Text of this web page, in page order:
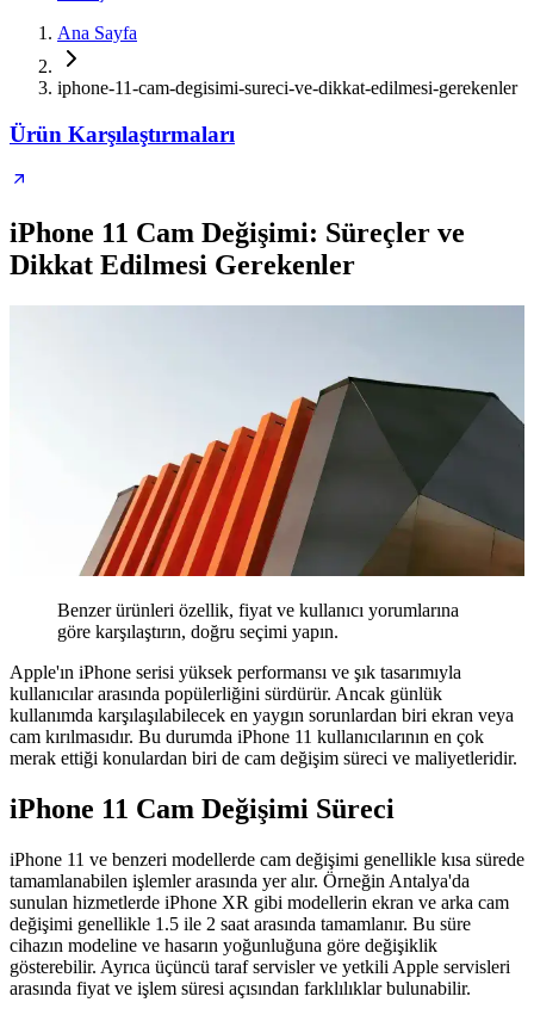
Ana Sayfa
iphone-11-cam-degisimi-sureci-ve-dikkat-edilmesi-gerekenler
Ürün Karşılaştırmaları
iPhone 11 Cam Değişimi: Süreçler ve
Dikkat Edilmesi Gerekenler
Benzer ürünleri özellik, fiyat ve kullanıcı yorumlarına
göre karşılaştırın, doğru seçimi yapın.
Apple'ın iPhone serisi yüksek performansı ve şık tasarımıyla
kullanıcılar arasında popülerliğini sürdürür. Ancak günlük
kullanımda karşılaşılabilecek en yaygın sorunlardan biri ekran veya
cam kırılmasıdır. Bu durumda iPhone 11 kullanıcılarının en çok
merak ettiği konulardan biri de cam değişim süreci ve maliyetleridir.
iPhone 11 Cam Değişimi Süreci
iPhone 11 ve benzeri modellerde cam değişimi genellikle kısa sürede
tamamlanabilen işlemler arasında yer alır. Örneğin Antalya'da
sunulan hizmetlerde iPhone XR gibi modellerin ekran ve arka cam
değişimi genellikle 1.5 ile 2 saat arasında tamamlanır. Bu süre
cihazın modeline ve hasarın yoğunluğuna göre değişiklik
gösterebilir. Ayrıca üçüncü taraf servisler ve yetkili Apple servisleri
arasında fiyat ve işlem süresi açısından farklılıklar bulunabilir.